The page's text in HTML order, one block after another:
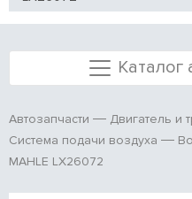
Каталог
Автозапчасти
Двигатель и
Система подачи воздуха
MAHLE LX26072